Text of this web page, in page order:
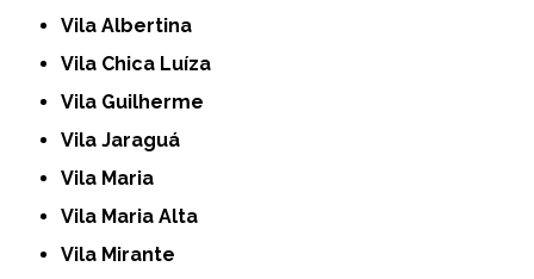
Vila Albertina
Vila Chica Luíza
Vila Guilherme
Vila Jaraguá
Vila Maria
Vila Maria Alta
Vila Mirante